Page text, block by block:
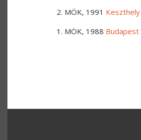
2. MÖK, 1991 Keszthely
1. MÖK, 1988 Budapest